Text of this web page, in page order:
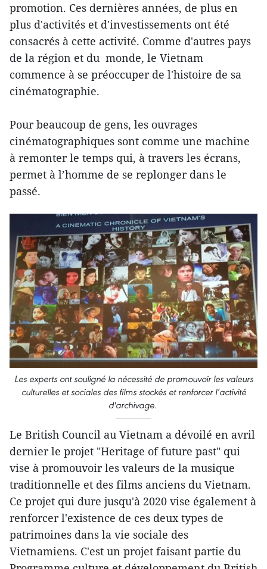
promotion. Ces dernières années, de plus en
plus d'activités et d'investissements ont été
consacrés à cette activité. Comme d'autres pays
de la région et du monde, le Vietnam
commence à se préoccuper de l'histoire de sa
cinématographie.
Pour beaucoup de gens, les ouvrages
cinématographiques sont comme une machine
à remonter le temps qui, à travers les écrans,
permet à l’homme de se replonger dans le
passé.
Les experts ont souligné la nécessité de promouvoir les valeurs
culturelles et sociales des films stockés et renforcer l’activité
d'archivage.
Le British Council au Vietnam a dévoilé en avril
dernier le projet "Heritage of future past" qui
vise à promouvoir les valeurs de la musique
traditionnelle et des films anciens du Vietnam.
Ce projet qui dure jusqu'à 2020 vise également à
renforcer l'existence de ces deux types de
patrimoines dans la vie sociale des
Vietnamiens. C'est un projet faisant partie du